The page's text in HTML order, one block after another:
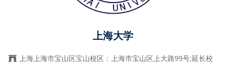
上海大学
上海上海市宝山区宝山校区：上海市宝山区上大路99号;延长校